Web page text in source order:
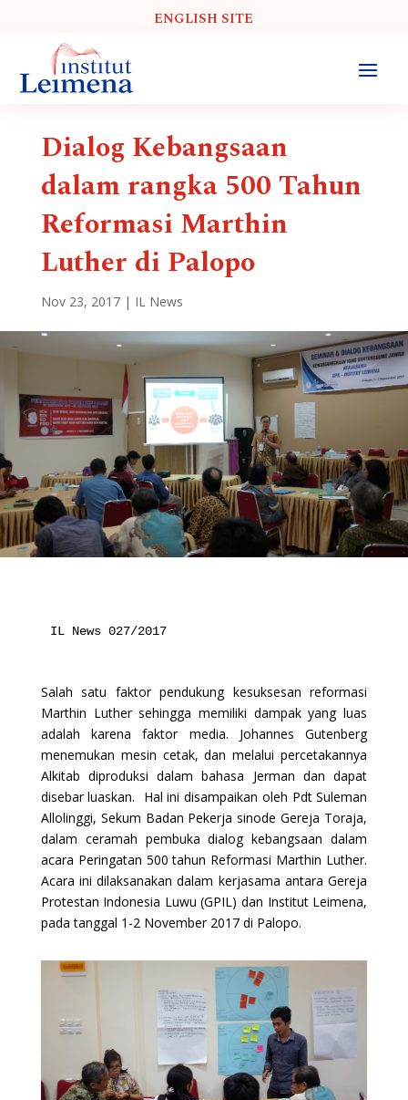
ENGLISH SITE
Dialog Kebangsaan
dalam rangka 500 Tahun
Reformasi Marthin
Luther di Palopo
Nov 23, 2017| IL News
IL News 027/2017
Salah satu faktor pendukung kesuksesan reformasi
Marthin Luther sehingga memiliki dampak yang luas
adalah karena faktor media. Johannes Gutenberg
menemukan mesin cetak, dan melalui percetakannya
Alkitab diproduksi dalam bahasa Jerman dan dapat
disebar luaskan. Hal ini disampaikan oleh Pdt Suleman
Allolinggi, Sekum Badan Pekerja sinode Gereja Toraja,
dalam ceramah pembuka dialog kebangsaan dalam
acara Peringatan 500 tahun Reformasi Marthin Luther.
Acara ini dilaksanakan dalam kerjasama antara Gereja
Protestan Indonesia Luwu (GPIL) dan Institut Leimena,
pada tanggal 1-2 November 2017 di Palopo.